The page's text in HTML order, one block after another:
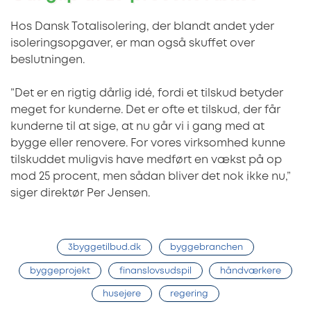
Hos Dansk Totalisolering, der blandt andet yder
isoleringsopgaver, er man også skuffet over
beslutningen.
”Det er en rigtig dårlig idé, fordi et tilskud betyder
meget for kunderne. Det er ofte et tilskud, der får
kunderne til at sige, at nu går vi i gang med at
bygge eller renovere. For vores virksomhed kunne
tilskuddet muligvis have medført en vækst på op
mod 25 procent, men sådan bliver det nok ikke nu,”
siger direktør Per Jensen.
3byggetilbud.dk byggebranchen
byggeprojekt finanslovsudspil håndværkere
husejere regering